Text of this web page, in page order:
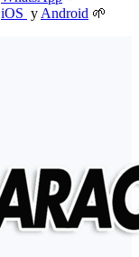
iOS y Android 🌱